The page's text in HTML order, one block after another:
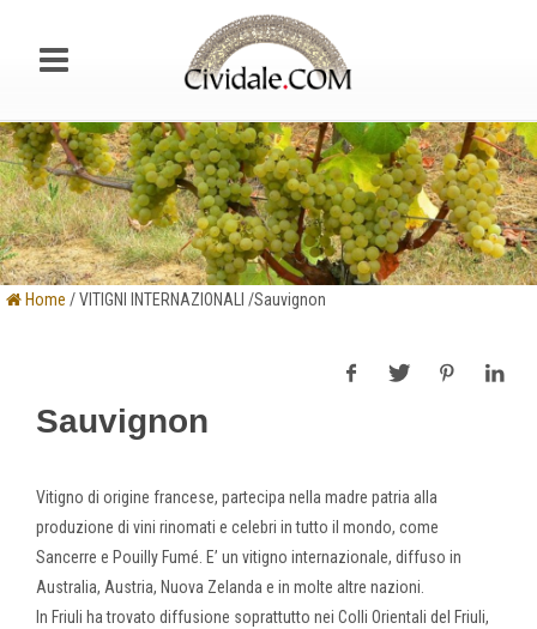
Home / VITIGNI INTERNAZIONALI /Sauvignon
Sauvignon
Vitigno di origine francese, partecipa nella madre patria alla
produzione di vini rinomati e celebri in tutto il mondo, come
Sancerre e Pouilly Fumé. E’ un vitigno internazionale, diffuso in
Australia, Austria, Nuova Zelanda e in molte altre nazioni.
In Friuli ha trovato diffusione soprattutto nei Colli Orientali del Friuli,